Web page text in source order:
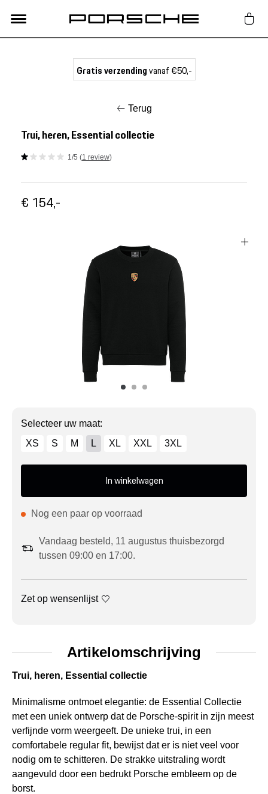
Nieuw
Acties
Klantenservice
Porsche informatie
Gratis verzendingvanaf €50,-
Terug
Trui, heren, Essential collectie
1/5 (1 review)
€ 154,-
Selecteer uw maat:
XS
S M L XL XXL 3XL
In winkelwagen
Nog een paar op voorraad
Vandaag besteld, 11 augustus thuisbezorgd
tussen 09:00 en 17:00.
Zet op wensenlijst
Artikelomschrijving
Trui, heren, Essential collectie
Minimalisme ontmoet elegantie: de Essential Collectie
met een uniek ontwerp dat de Porsche-spirit in zijn meest
verfijnde vorm weergeeft. De unieke trui, in een
comfortabele regular fit, bewijst dat er is niet veel voor
nodig om te schitteren. De strakke uitstraling wordt
aangevuld door een bedrukt Porsche embleem op de
borst.